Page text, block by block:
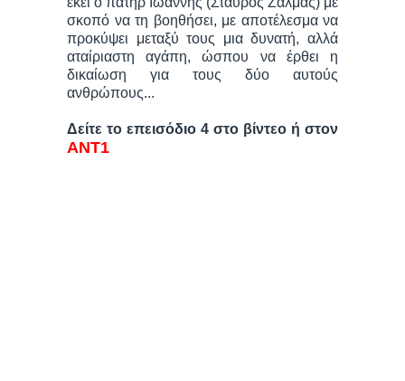
σκοπό να τη βοηθήσει, με αποτέλεσμα να
προκύψει μεταξύ τους μια δυνατή, αλλά
αταίριαστη αγάπη, ώσπου να έρθει η
δικαίωση για τους δύο αυτούς
ανθρώπους...
Δείτε το επεισόδιο 4 στο βίντεο ή στον
ΑΝΤ1